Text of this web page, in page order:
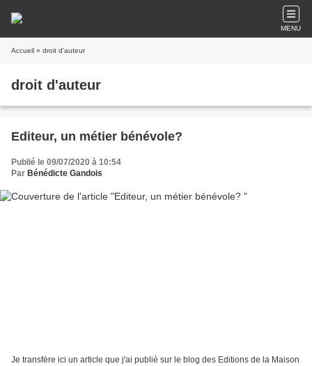
MENU
Accueil » droit d'auteur
droit d'auteur
Editeur, un métier bénévole?
Publié le 09/07/2020 à 10:54
Par Bénédicte Gandois
Je transfère ici un article que j'ai publié sur le blog des Editions de la Maison